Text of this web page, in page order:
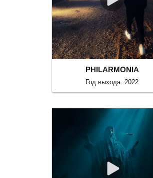
PHILARMONIA
Год выхода: 2022